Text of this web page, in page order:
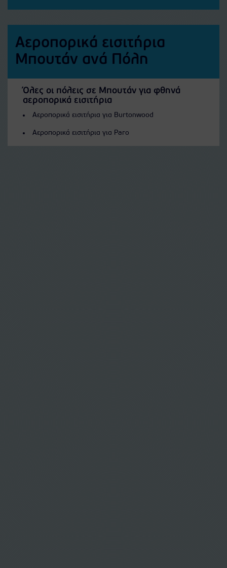
Αεροπορικά εισιτήρια
Μπουτάν ανά Πόλη
Όλες οι πόλεις σε Μπουτάν για φθηνά
αεροπορικά εισιτήρια
Αεροπορικά εισιτήρια για Burtonwood
Αεροπορικά εισιτήρια για Paro